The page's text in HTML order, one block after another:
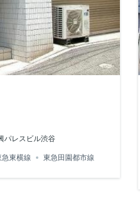
パレスビル渋谷
急東横線 東急田園都市線